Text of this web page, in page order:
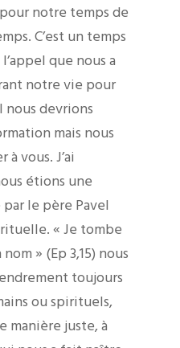
notre temps de
C’est un temps
que nous a
notre vie pour
nous devrions
mais nous
vous. J’ai
étions une
le père Pavel
« Je tombe
» (Ep 3,15) nous
toujours
ou spirituels,
manière juste, à